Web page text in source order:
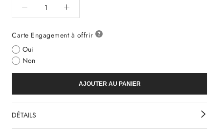
Carte Engagement à offrir
Oui
Non
AJOUTER AU PANIER
DÉTAILS